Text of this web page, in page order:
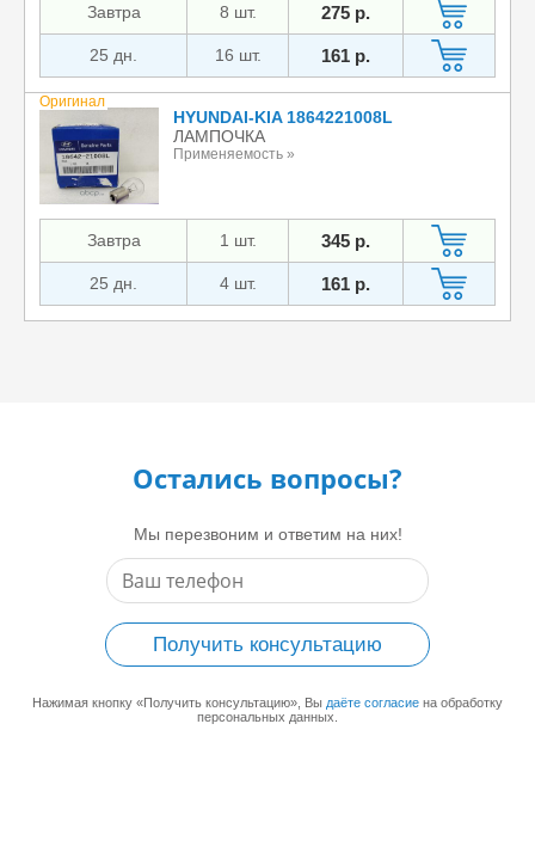
Завтра 8 шт. 275 р.
25 дн. 16 шт. 161 р.
Оригинал
HYUNDAI-KIA 1864221008L
ЛАМПОЧКА
Применяемость »
Завтра 1 шт. 345 р.
25 дн. 4 шт. 161 р.
Остались вопросы?
Мы перезвоним и ответим на них!
Получить консультацию
Нажимая кнопку «Получить консультацию», Вы даёте согласие на обработку
персональных данных.